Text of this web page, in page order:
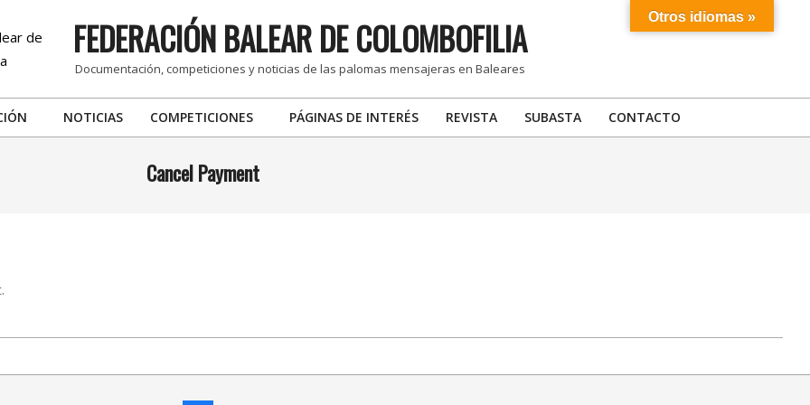
FEDERACIÓN BALEAR DE COLOMBOFILIA
Documentación, competiciones y noticias de las palomas mensajeras en Baleares
Primary
Menu
NOTICIAS COMPETICIONES PÁGINAS DE INTERÉS REVISTA SUBASTA CONTACTO
Cancel Payment
Otros idiomas »